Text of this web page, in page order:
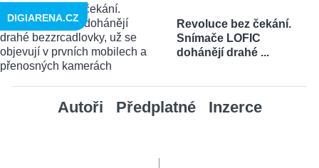
Revoluce bez čekání.
Snímače LOFIC
dohánějí drahé ...
DIGIARENA.CZ
Autoři Předplatné Inzerce